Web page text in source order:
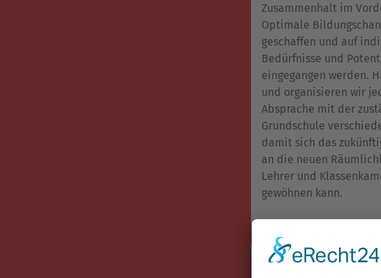
Zusammenhalt im
Optimale
geschaffen und auf
Bedürfnisse und
eingegangen werden.
und organisieren wir
Absprache mit der
Grundschule
damit sich das
an die neuen
Lehrer und
gewöhnen kann.
Feste und Feiern: